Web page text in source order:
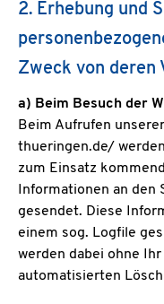
2. Erhebung und
Zweck von deren
a) Beim Besuch der
Beim Aufrufen
thueringen.de/
zum Einsatz
Informationen an den
gesendet. Diese
einem sog. Logfile
werden dabei ohne
automatisierten